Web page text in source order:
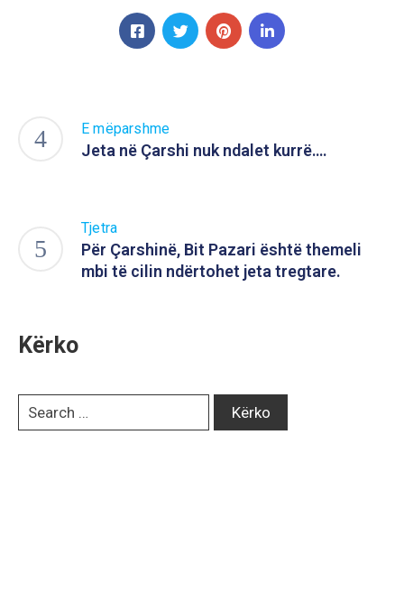
E mëparshme
Jeta në Çarshi nuk ndalet kurrë….
Tjetra
Për Çarshinë, Bit Pazari është themeli
mbi të cilin ndërtohet jeta tregtare.
Kërko